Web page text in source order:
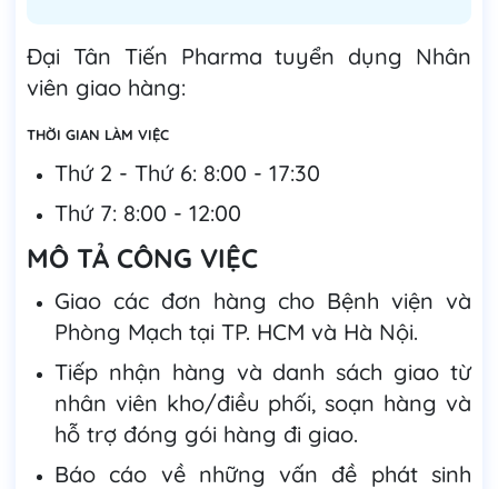
Đại Tân Tiến Pharma tuyển dụng Nhân
viên giao hàng:
THỜI GIAN LÀM VIỆC
Thứ 2 - Thứ 6: 8:00 - 17:30
Thứ 7: 8:00 - 12:00
MÔ TẢ CÔNG VIỆC
Giao các đơn hàng cho Bệnh viện và
Phòng Mạch tại TP. HCM và Hà Nội.
Tiếp nhận hàng và danh sách giao từ
nhân viên kho/điều phối, soạn hàng và
hỗ trợ đóng gói hàng đi giao.
Báo cáo về những vấn đề phát sinh